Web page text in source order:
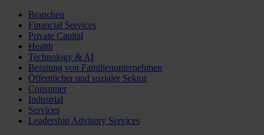
Branchen
Financial Services
Private Capital
Health
Technology & AI
Beratung von Familienunternehmen
Öffentlicher und sozialer Sektor
Consumer
Industrial
Services
Leadership Advisory Services